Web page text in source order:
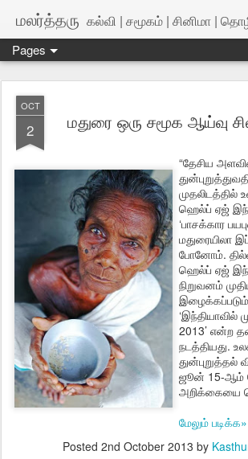
மலர்த்தரு கல்வி | சமூகம் | சினிமா |
Pages
OCT
2 மதுரை ஒரு சமூக ஆய்வு
“தேசிய
முதலிடத்தில்
ஹெல்ப் ஏஜ்
‘பாசக்கார
மதுரையிலா
போனோம்.
ஹெல்ப் ஏஜ்
நிறுவனம் முத
இழைக்கப்படும்
‘இந்தியாவில்
2013’ என்ற
நடத்தியது.
துன்புறுத்தல்
ஜூன் 15-ஆம்
அறிக்கையை
மேலும் படிக்க»
Posted 2nd October 2013 by